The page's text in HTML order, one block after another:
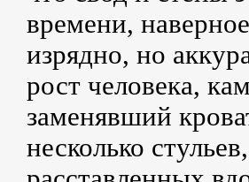
времени,
изрядно, но
рост человека,
заменявший
несколько